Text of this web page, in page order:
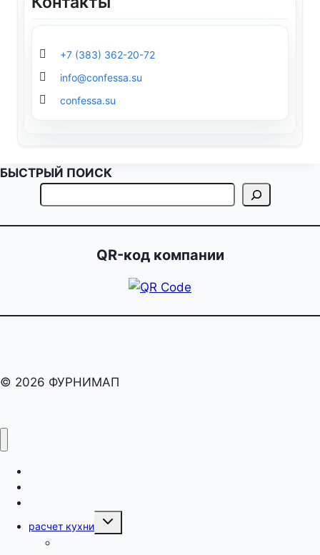
+7 (383) 362-20-72
info@confessa.su
confessa.su
БЫСТРЫЙ ПОИСК
QR-код компании
© 2026 ФУРНИМАП
расчет кухни
Переключить
дочернее